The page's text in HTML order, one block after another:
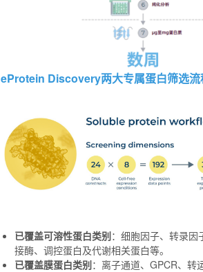
eProtein Discovery两大专属蛋白筛选
已覆盖可溶性蛋白类别：细胞因子、转录
接酶、调控蛋白及代谢相关蛋白等。
已覆盖膜蛋白类别：离子通道、GPCR、转